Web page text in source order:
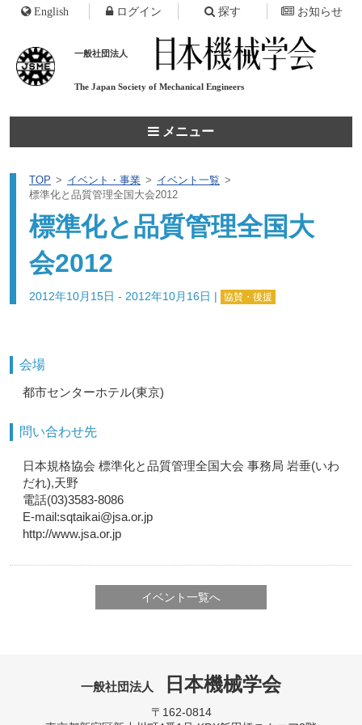
一般社団法人
The Japan Society of Mechanical Engineers
メニュー
English ログイン 探す お知らせ
TOP イベント・事業
イベント一覧
標準化と品質管理全国大会2012
標準化と品質管理全国大
会2012
2012年10月15日 - 2012年10月16日 | 協賛・後援
会場
都市センターホテル(東京)
問い合わせ先
日本規格協会 標準化と品質管理全国大会 事務局 岩垂(いわ
だれ),天野
電話(03)3583-8086
E-mail:sqtaikai@jsa.or.jp
http://www.jsa.or.jp
イベント一覧へ
一般社団法人 日本機械学会
〒162-0814